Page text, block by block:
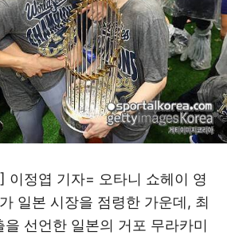
이정엽 기자= 오타니 쇼헤이 영
일본 시장을 점령한 가운데, 최
선언한 일본의 거포 무라카미